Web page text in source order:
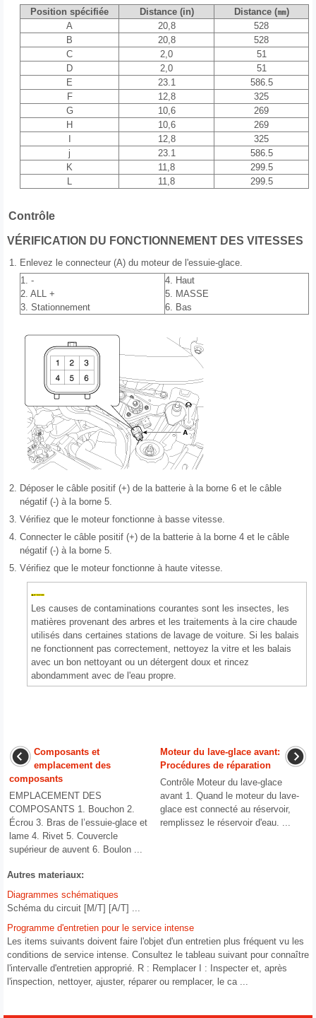
Position spécifiée Distance (in)
Distance (㎜)
A
20,8
528
B
20,8
528
C
2,0
51
D
2,0
51
E
23.1
586.5
F
12,8
325
G
10,6
269
H
10,6
269
12,8
325
j
23.1
586.5
K
11,8
299.5
L
11,8 299.5
Contrôle
VÉRIFICATION DU FONCTIONNEMENT DES VITESSES
1. Enlevez le connecteur (A) du moteur de l'essuie-glace.
1. -
2. ALL +
3. Stationnement
4. Haut
5. MASSE
6. Bas
2. Déposer le câble positif (+) de la batterie à la borne 6 et le câble
négatif (-) à la borne 5.
3. Vérifiez que le moteur fonctionne à basse vitesse.
4. Connecter le câble positif (+) de la batterie à la borne 4 et le câble
négatif (-) à la borne 5.
5. Vérifiez que le moteur fonctionne à haute vitesse.
Les causes de contaminations courantes sont les insectes, les
matières provenant des arbres et les traitements à la cire chaude
utilisés dans certaines stations de lavage de voiture. Si les balais
ne fonctionnent pas correctement, nettoyez la vitre et les balais
avec un bon nettoyant ou un détergent doux et rincez
abondamment avec de l'eau propre.
Composants et
emplacement des
composants
EMPLACEMENT DES
COMPOSANTS 1. Bouchon 2.
Écrou 3. Bras de l’essuie-glace et
lame 4. Rivet 5. Couvercle
supérieur de auvent 6. Boulon ...
Moteur du lave-glace avant:
Procédures de réparation
Contrôle Moteur du lave-glace
avant 1. Quand le moteur du lave-
glace est connecté au réservoir,
remplissez le réservoir d'eau. ...
Autres materiaux:
Diagrammes schématiques
Schéma du circuit [M/T] [A/T] ...
Programme d'entretien pour le service intense
Les items suivants doivent faire l'objet d'un entretien plus fréquent vu les
conditions de service intense. Consultez le tableau suivant pour connaître
l'intervalle d'entretien approprié. R : Remplacer I : Inspecter et, après
l'inspection, nettoyer, ajuster, réparer ou remplacer, le ca ...